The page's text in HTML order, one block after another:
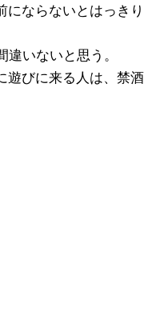
にならないとはっきり
いないと思う。
遊びに来る人は、禁酒